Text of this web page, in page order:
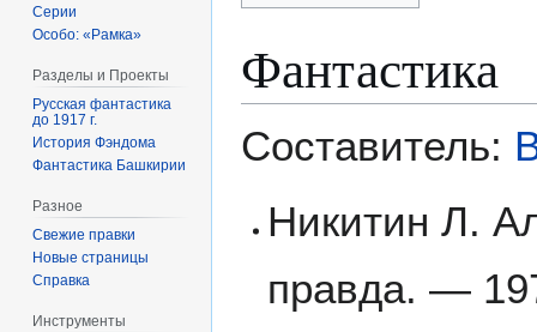
Фантастика
Составитель:
Никитин Л.
правда. —
Серии
Особо: «Рамка»
Разделы и Проекты
Русская фантастика
до 1917 г.
История Фэндома
Фантастика Башкирии
Разное
Свежие правки
Новые страницы
Справка
Инструменты